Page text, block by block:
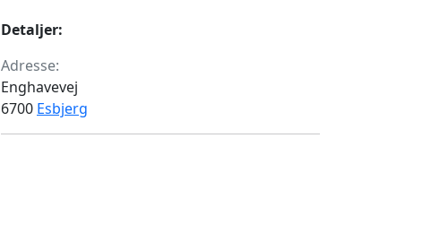
Detaljer:
Adresse:
Enghavevej
6700 Esbjerg